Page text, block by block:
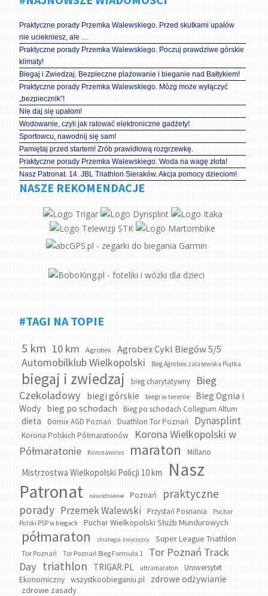
Praktyczne porady Przemka Walewskiego. Przed skutkami upałów
nie uciekniesz, ale …
Praktyczne porady Przemka Walewskiego. Poczuj prawdziwe górskie
klimaty!
Biegaj i Zwiedzaj. Bezpieczne plażowanie i bieganie nad Bałtykiem!
Praktyczne porady Przemka Walewskiego. Mózg może wyłączyć
„bezpiecznik”!
Nie daj się upałom!
Wodowanie, czyli jak ratować elektroniczne gadżety!
Sportowcu, nawodnij się sam!
Pamiętaj przed startem! Zrób prawidłową rozgrzewkę.
Praktyczne porady Przemka Walewskiego. Woda na wagę złota!
Nasz Patronat. 14. JBL Triathlon Sieraków. Akcja pomocy dzieciom!
NASZE REKOMENDACJE
#TAGI NA TOPIE
5 km 10 km Agrobex Agrobex Cykl Biegów 5/5
Automobilklub Wielkopolski Bieg Agrobex zalasewska Piątka
biegaj i zwiedzaj bieg charytatywny
Bieg
Czekoladowy
biegi górskie biegi w terenie
Bieg Ognia i
Wody bieg po schodach Bieg po schodach Collegium Altum
dieta Domix AGD Poznań Duathlon Tor Poznań Dynasplint
Korona Polskich Półmaratonów
Korona Wielkopolski w
Półmaratonie
Koronawirus maraton Millano
Mistrzostwa Wielkopolski Policji 10 km
Nasz
Patronat
nawodnienie Poznań
praktyczne
porady Przemek Walewski Przystań Posnania
Puchar
Polski PSP w biegach
Puchar Wielkopolski Służb Mundurowych
półmaraton strategia zwycięzcy Super League Triathlon
Tor Poznań Tor Poznań Bieg Formuła 1
Tor Poznań Track
Day triathlon TRIGAR.PL ultramaraton
Uniwersytet
Ekonomiczny
wszystkoobieganiu.pl zdrowe odżywianie
zdrowe zasady